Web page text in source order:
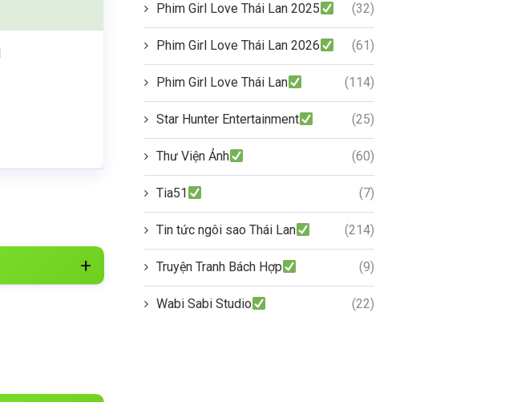
Phim Girl Love Thái Lan 2025 (32)
Phim Girl Love Thái Lan 2026 (61)
Phim Girl Love Thái Lan (114)
Star Hunter Entertainment (25)
Thư Viện Ảnh (60)
Tia51 (7)
Tin tức ngôi sao Thái Lan (214)
Truyện Tranh Bách Hợp (9)
Wabi Sabi Studio (22)